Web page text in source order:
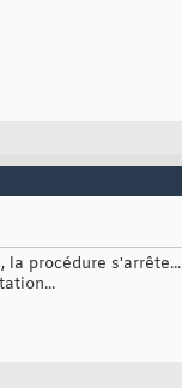
la procédure s'arrête...